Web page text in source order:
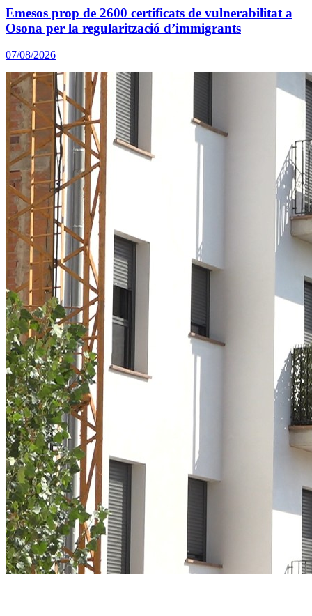
Emesos prop de 2600 certificats de vulnerabilitat a
Osona per la regularització d’immigrants
07/08/2026